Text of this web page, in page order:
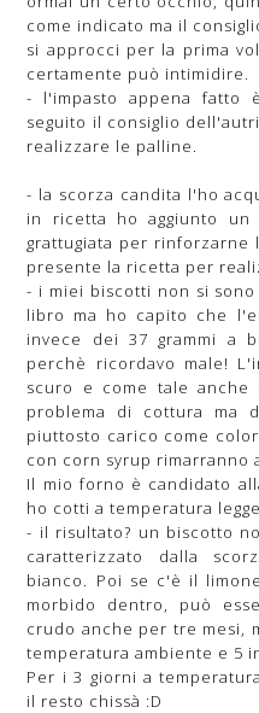
come indicato ma il
si approcci per la prima
certamente può intimidire.
- l'impasto appena fatto
seguito il consiglio
realizzare le palline.
- la scorza candita l'ho
in ricetta ho aggiunto
grattugiata per rinforzarne
presente la ricetta per
- i miei biscotti non si
libro ma ho capito che
invece dei 37 grammi a
perchè ricordavo male!
scuro e come tale
problema di cottura ma
piuttosto carico come
con corn syrup rimarranno
Il mio forno è candidato
ho cotti a temperatura
- il risultato? un biscotto
caratterizzato dalla
bianco. Poi se c'è il
morbido dentro, può
crudo anche per tre mesi,
temperatura ambiente e 5
Per i 3 giorni a
il resto chissà :D